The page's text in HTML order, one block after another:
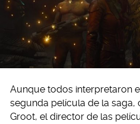
Aunque todos interpretaron
segunda película de la
Groot, el director de las